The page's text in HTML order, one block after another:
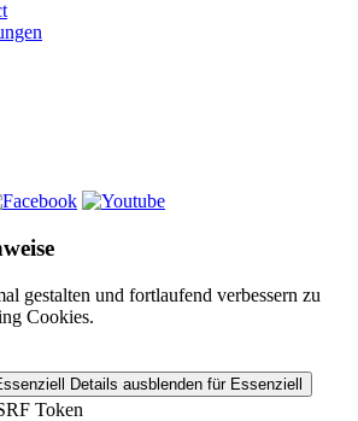
gestalten und fortlaufend verbessern zu
Cookies.
Details ausblenden für Essenziell
Token